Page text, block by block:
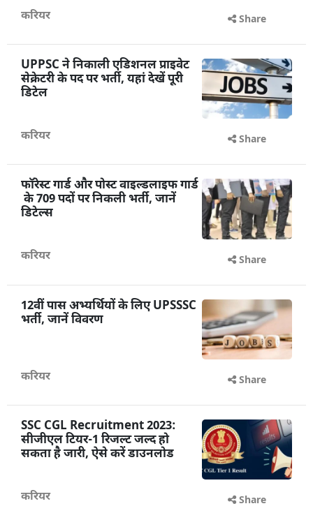
करियर Share
UPPSC ने निकाली एडिशनल प्राइवेट
सेक्रेटरी के पद पर भर्ती, यहां देखें पूरी
डिटेल
करियर Share
फॉरेस्ट गार्ड और पोस्ट वाइल्डलाइफ गार्ड
के 709 पदों पर निकली भर्ती, जानें
डिटेल्स
करियर Share
12वीं पास अभ्यर्थियों के लिए UPSSSC
भर्ती, जानें विवरण
करियर Share
SSC CGL Recruitment 2023:
सीजीएल टियर-1 रिजल्ट जल्द हो
सकता है जारी, ऐसे करें डाउनलोड
करियर Share